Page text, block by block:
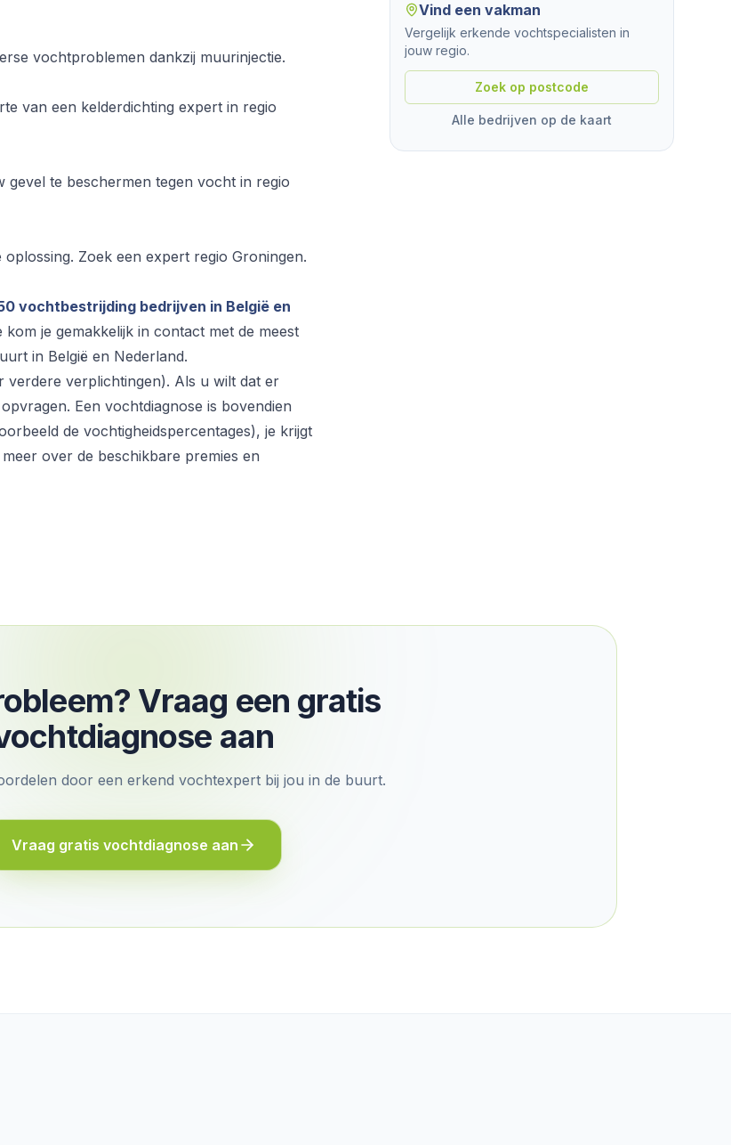
vochtproblemen dankzij muurinjectie.
van een kelderdichting expert in regio
gevel te beschermen tegen vocht in regio
Zoek een expert regio Groningen.
vochtbestrijding bedrijven in België en
je gemakkelijk in contact met de meest
in België en Nederland.
verdere verplichtingen). Als u wilt dat er
Een vochtdiagnose is bovendien
de vochtigheidspercentages), je krijgt
over de beschikbare premies en
Vind een vakman
Vergelijk erkende vochtspecialisten in
jouw regio.
Zoek op postcode
Alle bedrijven op de kaart
Vraag een gratis
aan
door een erkend vochtexpert bij jou in de buurt.
Vraag gratis vochtdiagnose aan